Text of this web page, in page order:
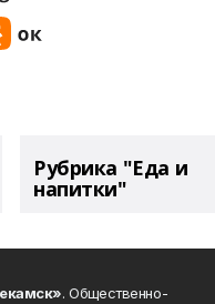
Рубрика "Еда и
напитки"
. Общественно-